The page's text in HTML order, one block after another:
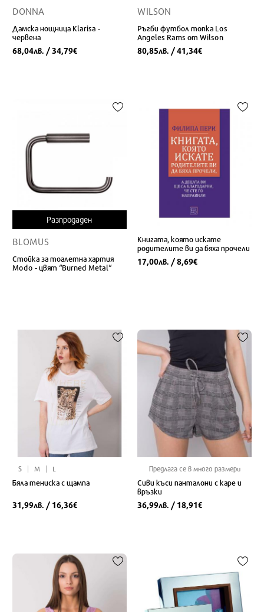
DONNA
Дамска нощница Klarisa -
червена
68,04лв. / 34,79€
WILSON
Ръгби футбол топка Los
Angeles Rams от Wilson
80,85лв. / 41,34€
Разпродаден
BLOMUS
Стойка за тоалетна хартия
Modo - цвят “Burned Metal“
Книгата, която искате
родителите ви да бяха прочели
17,00лв. / 8,69€
S M L
Бяла тениска с щампа
31,99лв. / 16,36€
Предлага се в много размери
Сиви къси панталони с каре и
връзки
36,99лв. / 18,91€